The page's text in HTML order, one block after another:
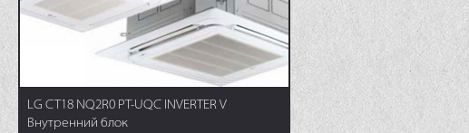
LG CT18 NQ2R0 PT-UQC INVERTER V
Внутренний блок